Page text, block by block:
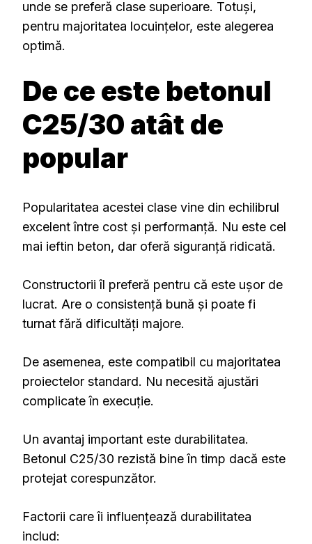
unde se preferă clase superioare. Totuși,
pentru majoritatea locuințelor, este alegerea
optimă.
De ce este betonul
C25/30 atât de
popular
Popularitatea acestei clase vine din echilibrul
excelent între cost și performanță. Nu este cel
mai ieftin beton, dar oferă siguranță ridicată.
Constructorii îl preferă pentru că este ușor de
lucrat. Are o consistență bună și poate fi
turnat fără dificultăți majore.
De asemenea, este compatibil cu majoritatea
proiectelor standard. Nu necesită ajustări
complicate în execuție.
Un avantaj important este durabilitatea.
Betonul C25/30 rezistă bine în timp dacă este
protejat corespunzător.
Factorii care îi influențează durabilitatea
includ: